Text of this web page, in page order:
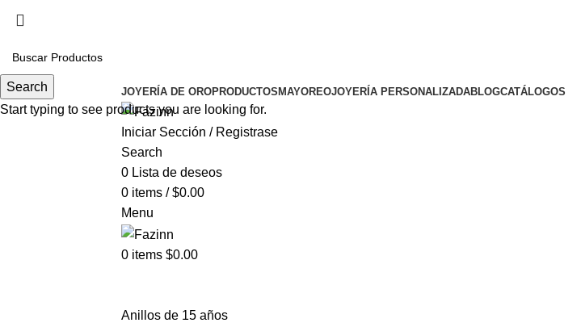
JOYERÍA DE OROPRODUCTOS MAYOREOJOYERÍA PERSONALIZADABLOGCATÁLOGOS
Iniciar Sección / Registrase
Search
0 Lista de deseos
0 items / $0.00
Menu
0 items $0.00
Anillos de 15 años
Search
Start typing to see products you are looking for.